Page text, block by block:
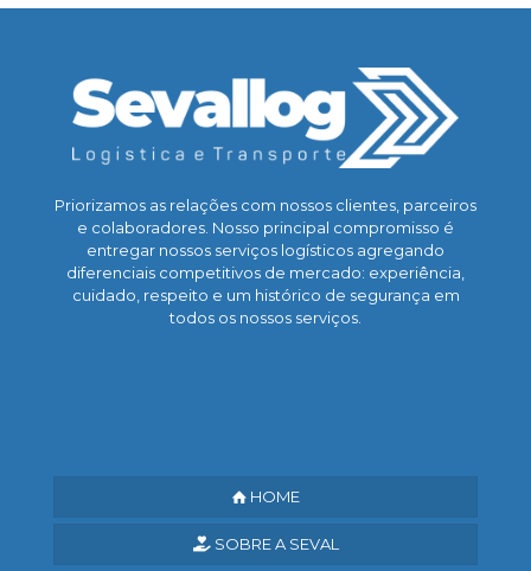
Priorizamos as relações com nossos clientes, parceiros
e colaboradores. Nosso principal compromisso é
entregar nossos serviços logísticos agregando
diferenciais competitivos de mercado: experiência,
cuidado, respeito e um histórico de segurança em
todos os nossos serviços.
HOME
SOBRE A SEVAL